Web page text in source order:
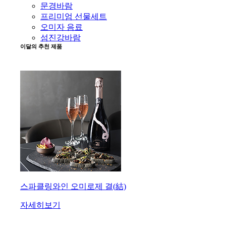
문경바람
프리미엄 선물세트
오미자 음료
섬진강바람
이달의 추천 제품
스파클링와인 오미로제 결(結)
자세히보기